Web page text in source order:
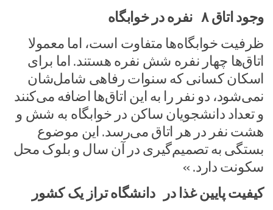
وجود اتاق ۸ نفره در خوابگاه
ظرفیت خوابگاه‌ها متفاوت است، اما معمولا
اتاق‌ها چهار نفره شش نفره هستند. اما برای
اسکان کسانی که سنوات رفاهی شامل‌شان
نمی‌شود، دو نفر را به این اتاق‌ها اضافه می‌کنند
و تعداد دانشجویان ساکن در خوابگاه به شش و
هشت نفر در هر اتاق می‌رسد. این موضوع
بستگی به تصمیم‌گیری در آن سال و بلوک محل
سکونت دارد. »
کیفیت پایین غذا در دانشگاه تراز یک کشور